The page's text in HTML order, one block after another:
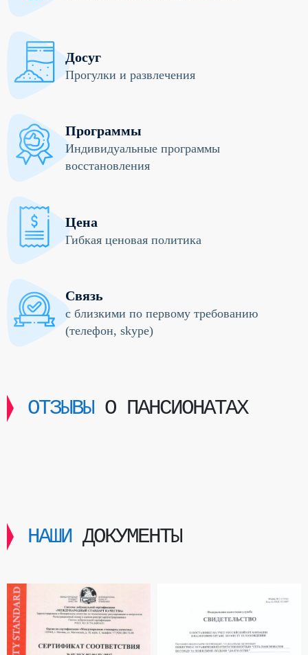
Досуг
Прогулки и развлечения
Программы
Индивидуальные программы
восстановления
Цена
Гибкая ценовая политика
Связь
с близкими по первому требованию
(телефон, skype)
ОТЗЫВЫО ПАНСИОНАТАХ
НАШИДОКУМЕНТЫ